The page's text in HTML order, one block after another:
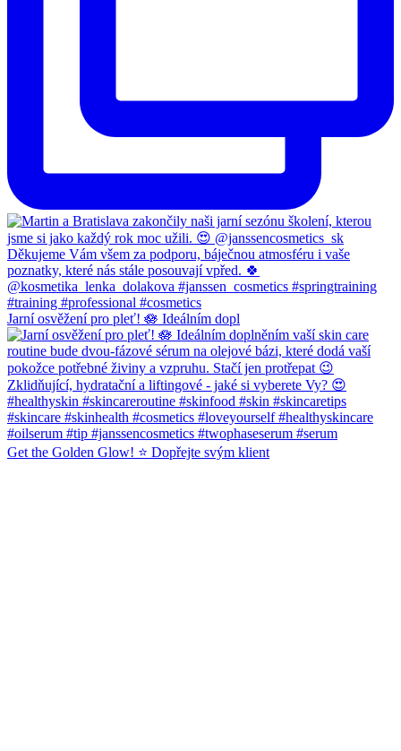
Jarní osvěžení pro pleť! 🪷 Ideálním dopl
Get the Golden Glow! ⭐️ Dopřejte svým klient